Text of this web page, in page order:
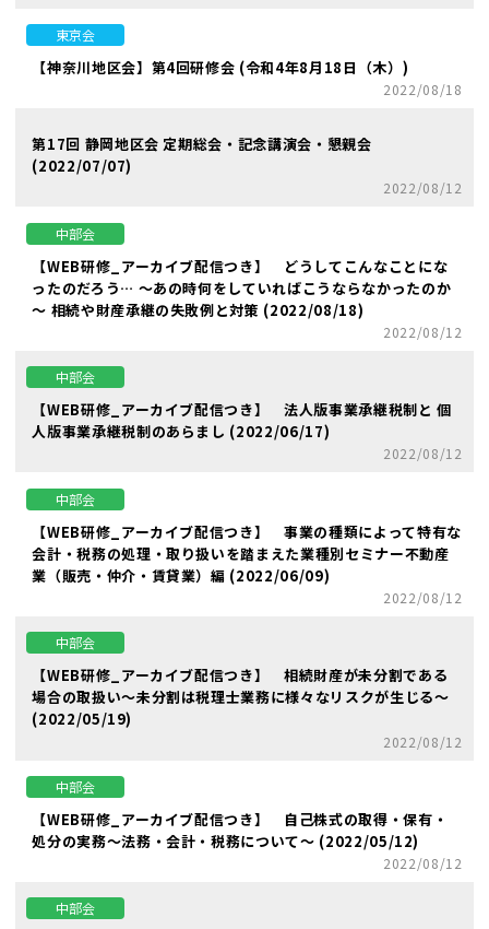
東京会
【神奈川地区会】第4回研修会 (令和4年8月18日（木）)
2022/08/18
第17回 静岡地区会 定期総会・記念講演会・懇親会
(2022/07/07)
2022/08/12
中部会
【WEB研修_アーカイブ配信つき】 どうしてこんなことにな
ったのだろう… ～あの時何をしていればこうならなかったのか
～ 相続や財産承継の失敗例と対策 (2022/08/18)
2022/08/12
中部会
【WEB研修_アーカイブ配信つき】 法人版事業承継税制と 個
人版事業承継税制のあらまし (2022/06/17)
2022/08/12
中部会
【WEB研修_アーカイブ配信つき】 事業の種類によって特有な
会計・税務の処理・取り扱いを踏まえた業種別セミナー不動産
業（販売・仲介・賃貸業）編 (2022/06/09)
2022/08/12
中部会
【WEB研修_アーカイブ配信つき】 相続財産が未分割である
場合の取扱い～未分割は税理士業務に様々なリスクが生じる～
(2022/05/19)
2022/08/12
中部会
【WEB研修_アーカイブ配信つき】 自己株式の取得・保有・
処分の実務～法務・会計・税務について～ (2022/05/12)
2022/08/12
中部会